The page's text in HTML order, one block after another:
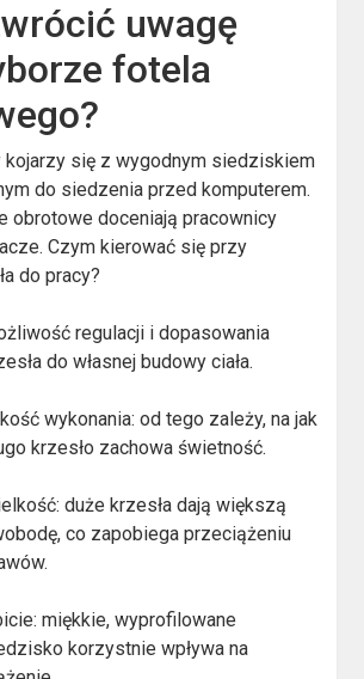
uwagę
fotela
kojarzy się z wygodnym siedziskiem
do siedzenia przed komputerem.
obrotowe doceniają pracownicy
Czym kierować się przy
do pracy?
regulacji i dopasowania
do własnej budowy ciała.
wykonania: od tego zależy, na jak
krzesło zachowa świetność.
duże krzesła dają większą
co zapobiega przeciążeniu
miękkie, wyprofilowane
korzystnie wpływa na